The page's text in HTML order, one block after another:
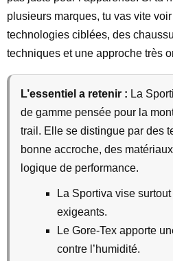
plusieurs marques, tu vas vite
technologies ciblées, des
techniques et une approche très
L’essentiel a retenir : La
de gamme pensée pour la
trail. Elle se distingue par des
bonne accroche, des
logique de performance.
La Sportiva vise
exigeants.
Le Gore-Tex apporte
contre l’humidité.